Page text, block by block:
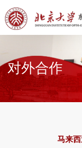
对外合作
马来